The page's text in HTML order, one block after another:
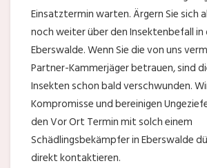
Einsatztermin warten. Ärgern Sie sich
noch weiter über den Insektenbefall
Eberswalde. Wenn Sie die von uns
Partner-Kammerjäger betrauen, sind
Insekten schon bald verschwunden.
Kompromisse und bereinigen
den Vor Ort Termin mit solch einem
Schädlingsbekämpfer in Eberswalde
direkt kontaktieren.